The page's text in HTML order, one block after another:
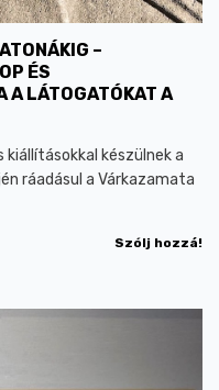
–
ÉS
A LÁTOGATÓKAT A
kiállításokkal készülnek a
ráadásul a Várkazamata
Szólj hozzá!